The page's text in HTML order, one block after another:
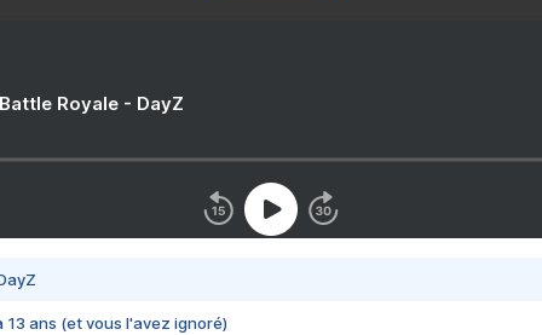
Royale - DayZ
13 ans (et vous l'avez ignoré)